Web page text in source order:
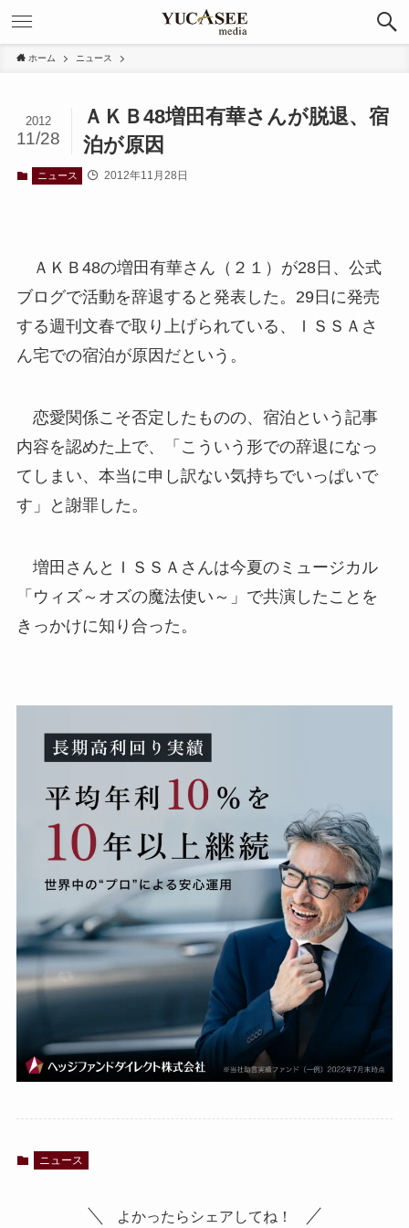
ホーム ニュース
ＡＫＢ48増田有華さんが脱退、宿
泊が原因
2012
11/28
ニュース 2012年11月28日
ＡＫＢ48の増田有華さん（２１）が28日、公式
ブログで活動を辞退すると発表した。29日に発売
する週刊文春で取り上げられている、ＩＳＳＡさ
ん宅での宿泊が原因だという。
恋愛関係こそ否定したものの、宿泊という記事
内容を認めた上で、「こういう形での辞退になっ
てしまい、本当に申し訳ない気持ちでいっぱいで
す」と謝罪した。
増田さんとＩＳＳＡさんは今夏のミュージカル
「ウィズ～オズの魔法使い～」で共演したことを
きっかけに知り合った。
ニュース
よかったらシェアしてね！